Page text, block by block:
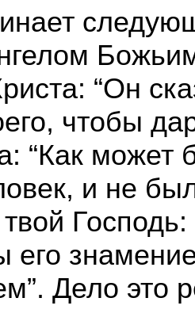
“Он
чтобы
“Как
и не
твой
его
Дело это